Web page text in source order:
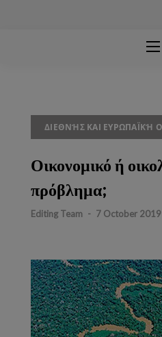
ΔΙΕΘΝΉΣ ΚΑΙ ΕΥΡΩΠΑΪΚΉ
Οικονομικό ή
πρόβλημα;
Editing Team - 7 October 2019